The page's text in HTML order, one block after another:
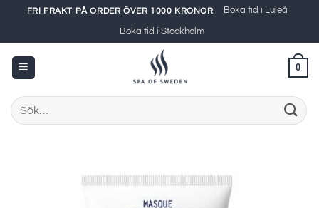
content
FRI FRAKT PÅ ORDER ÖVER 1000 KRONOR Boka tid i Luleå
Boka tid i Stockholm
0
Sök
efter: